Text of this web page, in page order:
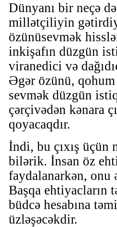
Dünyanı bir neçə
millətçiliyin
özünüsevmək
inkişafın düzgün
viranedici və
Əgər özünü,
sevmək düzgün
çərçivədən kənara
qoyacaqdır.
İndi, bu çıxış üçün
bilərik. İnsan öz
faydalanarkən, onu
Başqa ehtiyacların
büdcə hesabına
üzləşəcəkdir.